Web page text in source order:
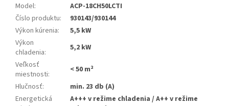
Model:
ACP-18CH50LCTI
Číslo produktu:
930143/930144
Výkon kúrenia:
5,5 kW
Výkon
chladenia:
5,2 kW
Veľkosť
miestnosti:
< 50 m²
Hlučnosť:
min. 23 db (A)
Energetická
A+++ v režime chladenia / A++ v režime